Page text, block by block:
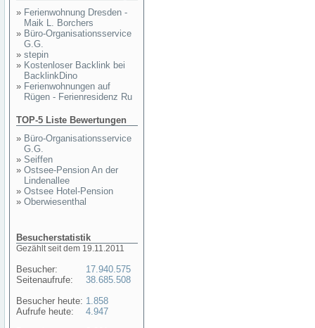
» Ferienwohnung Dresden -
Maik L. Borchers
» Büro-Organisationsservice
G.G.
» stepin
» Kostenloser Backlink bei
BacklinkDino
» Ferienwohnungen auf
Rügen - Ferienresidenz Ru
TOP-5 Liste Bewertungen
» Büro-Organisationsservice
G.G.
» Seiffen
» Ostsee-Pension An der
Lindenallee
» Ostsee Hotel-Pension
» Oberwiesenthal
Besucherstatistik
Gezählt seit dem 19.11.2011
Besucher:
Seitenaufrufe:
Besucher heute:
Aufrufe heute:
17.940.575
38.685.508
1.858
4.947